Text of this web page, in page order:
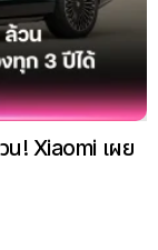
น! Xiaomi เผย